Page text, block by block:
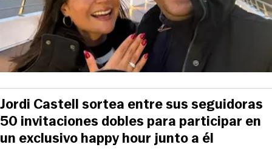
Jordi Castell sortea entre sus seguidoras
50 invitaciones dobles para participar en
un exclusivo happy hour junto a él